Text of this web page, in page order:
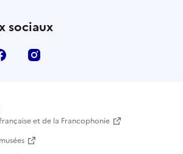
sociaux
Facebook
et de la Francophonie